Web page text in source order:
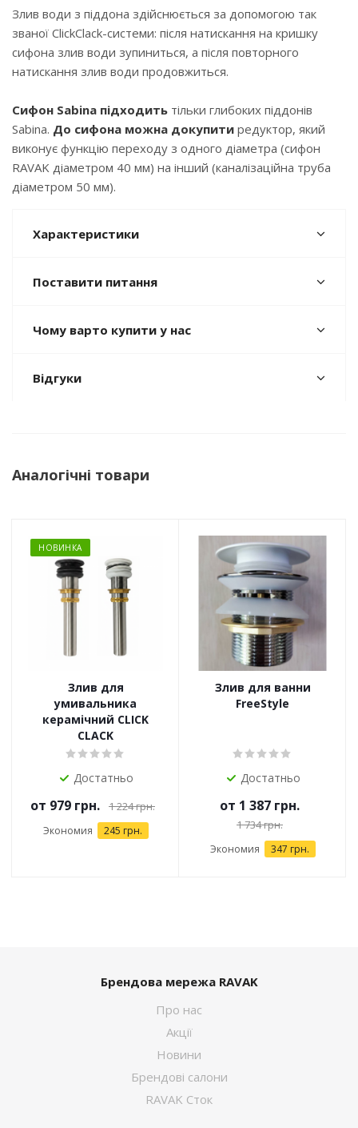
Злив води з піддона здійснюється за допомогою так
званої ClickClack-системи: після натискання на кришку
сифона злив води зупиниться, а після повторного
натискання злив води продовжиться.
Сифон Sabina підходить тільки глибоких піддонів
Sabina. До сифона можна докупити редуктор, який
виконує функцію переходу з одного діаметра (сифон
RAVAK діаметром 40 мм) на інший (каналізаційна труба
діаметром 50 мм).
Характеристики
Поставити питання
Чому варто купити у нас
Відгуки
Аналогічні товари
НОВИНКА
Злив для
умивальника
керамічний CLICK
CLACK
Достатньо
от 979 грн. 1 224 грн.
Экономия 245 грн.
Злив для ванни
FreeStyle
Достатньо
от 1 387 грн.
1 734 грн.
Экономия 347 грн.
Брендова мережа RAVAK
Про нас
Акції
Новини
Брендові салони
RAVAK Сток